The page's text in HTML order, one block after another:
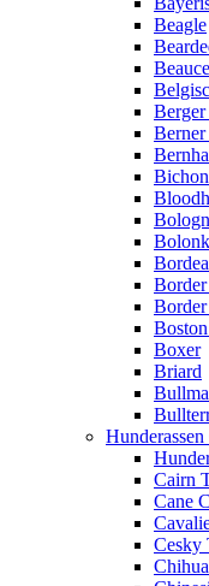
Beagle
Berger
Berner
Boxer
Briard
Cairn
Cane
Cesky